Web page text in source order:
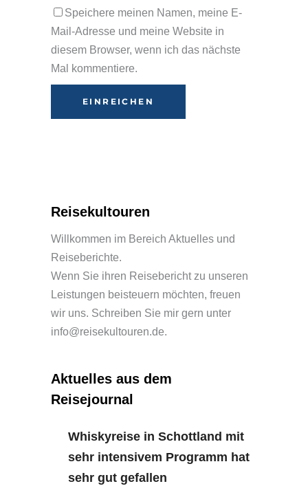
Speichere meinen Namen, meine E-
Mail-Adresse und meine Website in
diesem Browser, wenn ich das nächste
Mal kommentiere.
Reisekultouren
Willkommen im Bereich Aktuelles und
Reiseberichte.
Wenn Sie ihren Reisebericht zu unseren
Leistungen beisteuern möchten, freuen
wir uns. Schreiben Sie mir gern unter
info@reisekultouren.de.
Aktuelles aus dem
Reisejournal
Whiskyreise in Schottland mit
sehr intensivem Programm hat
sehr gut gefallen